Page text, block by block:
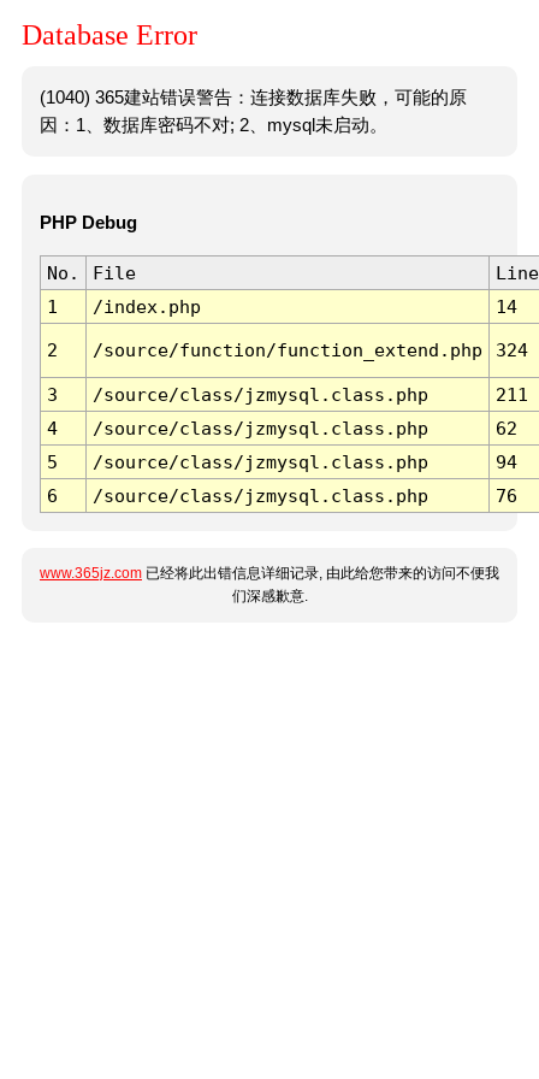
Database Error
(1040) 365建站错误警告：连接数据库失败，可能的原
因：1、数据库密码不对; 2、mysql未启动。
PHP Debug
No. File
Line
1
/index.php 14
2 /source/function/function_extend.php 324
3 /source/class/jzmysql.class.php
211
4
/source/class/jzmysql.class.php
62
5
/source/class/jzmysql.class.php
94
6
/source/class/jzmysql.class.php 76
www.365jz.com 已经将此出错信息详细记录, 由此给您带来的访问不便我
们深感歉意.